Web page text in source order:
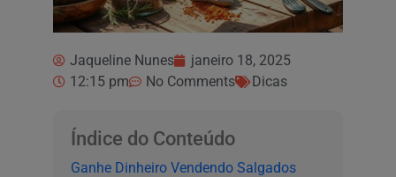
Jaqueline Nunes
janeiro 18, 2025
12:15 pm
No Comments Dicas
Índice do Conteúdo
Ganhe Dinheiro Vendendo Salgados